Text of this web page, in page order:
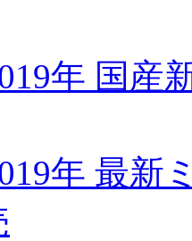
年 国産
年 最新